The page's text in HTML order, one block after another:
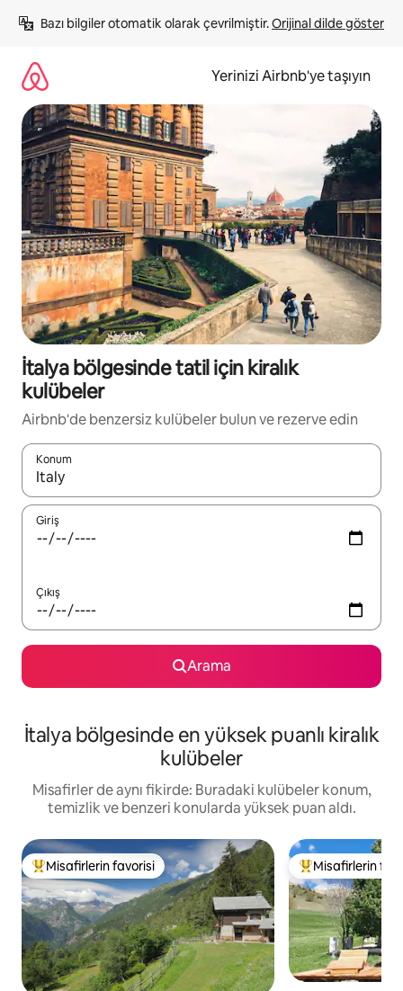
atla
Bazı bilgiler otomatik olarak çevrilmiştir. Orijinal dilde göster
Yerinizi Airbnb'ye taşıyın
İtalya bölgesinde tatil için kiralık
kulübeler
Airbnb'de benzersiz kulübeler bulun ve rezerve edin
Konum
Sonuçlar kullanılabilir olduğunda yukarı ve aşağı oklarıyla
Giriş
Çıkış
Arama
İtalya bölgesinde en yüksek puanlı kiralık
kulübeler
Misafirler de aynı fikirde: Buradaki kulübeler konum,
temizlik ve benzeri konularda yüksek puan aldı.
Misafirlerin favorilerinden en beğenilenler arasında
Misafirlerin favorisi Misafirlerin
Misafirlerin